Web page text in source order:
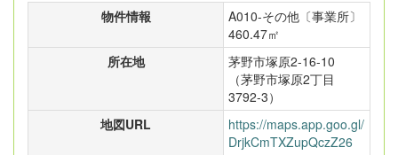
物件情報
A010-その他〔事業所〕
460.47㎡
所在地
茅野市塚原2-16-10
（茅野市塚原2丁目
3792-3）
地図URL
https://maps.app.goo.gl/
DrjkCmTXZupQczZ26